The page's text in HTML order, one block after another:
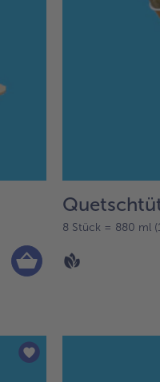
8 Stück = 880 ml